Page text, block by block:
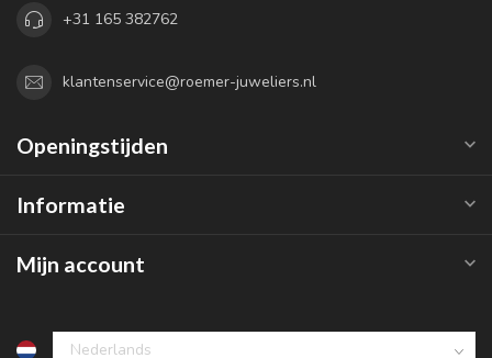
+31 165 382762
klantenservice@roemer-juweliers.nl
Openingstijden
Informatie
Mijn account